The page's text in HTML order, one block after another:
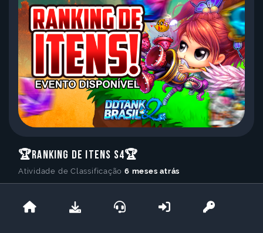
🏆Ranking de Itens S4🏆
Atividade de Classificação 6 meses atrás